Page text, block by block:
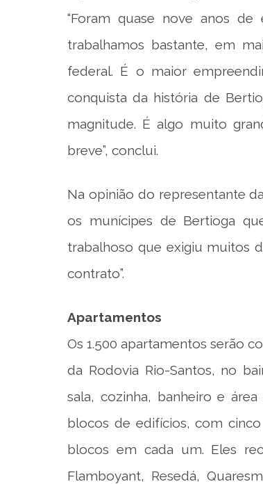
“Foram quase nove anos de
trabalhamos bastante, em
federal. É o maior
conquista da história de
magnitude. É algo muito
breve”, conclui.
Na opinião do representante
os munícipes de Bertioga
trabalhoso que exigiu muitos
contrato”.
Apartamentos
Os 1.500 apartamentos serão
da Rodovia Rio-Santos, no
sala, cozinha, banheiro e
blocos de edifícios, com
blocos em cada um. Eles
Flamboyant, Resedá,